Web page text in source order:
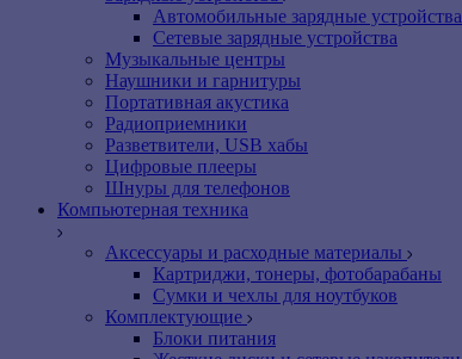
Автомобильные зарядные устройства
Сетевые зарядные устройства
Музыкальные центры
Наушники и гарнитуры
Портативная акустика
Радиоприемники
Разветвители, USB хабы
Цифровые плееры
Шнуры для телефонов
Компьютерная техника
Аксессуары и расходные материалы
Картриджи, тонеры, фотобарабаны
Сумки и чехлы для ноутбуков
Комплектующие
Блоки питания